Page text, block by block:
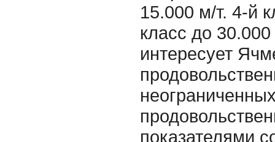
15.000 м/т. 4-й
класс до
интересует
показателями